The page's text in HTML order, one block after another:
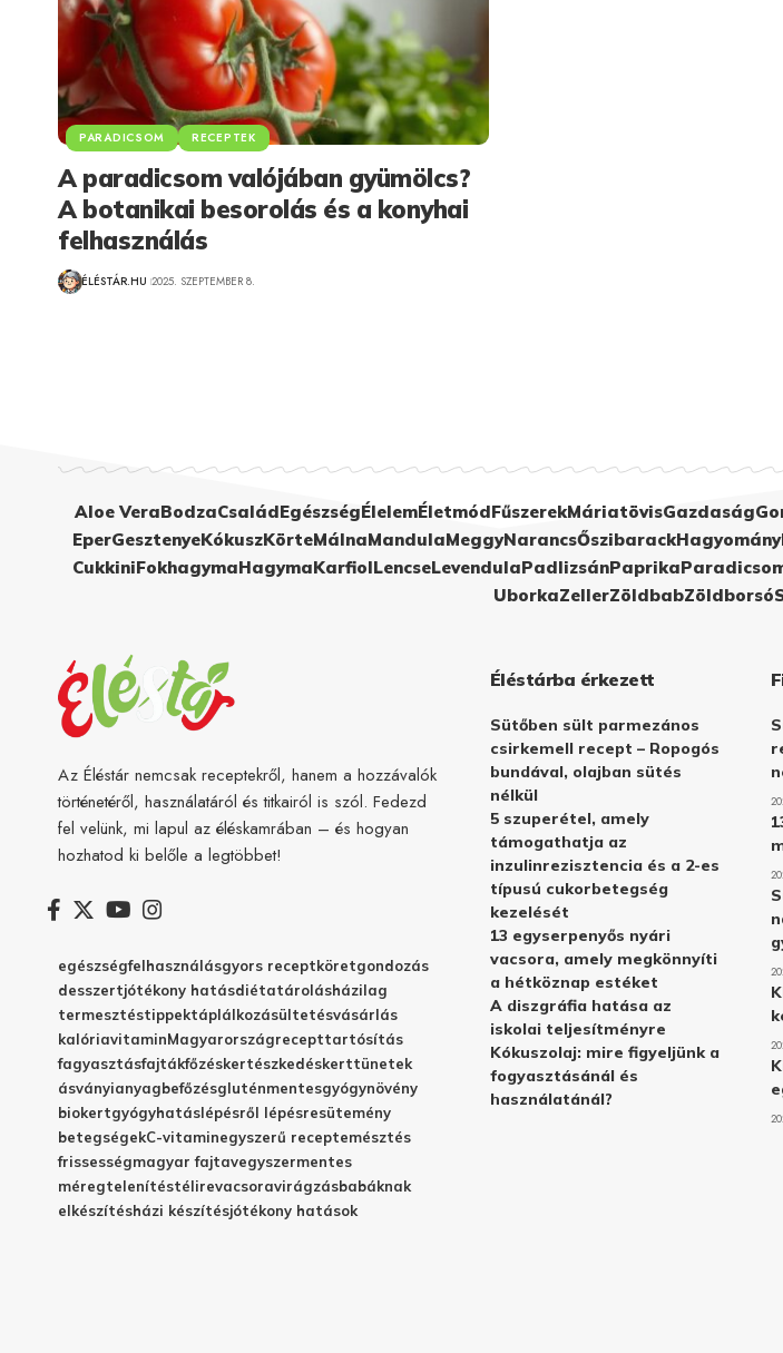
PARADICSOM RECEPTEK
A paradicsom valójában gyümölcs?
A botanikai besorolás és a konyhai
felhasználás
ÉLÉSTÁR.HU 2025. SZEPTEMBER 8.
Aloe VeraBodzaCsaládEgészségÉlelemÉletmódFűszerekMáriatövisGazdaság
EperGesztenyeKókuszKörteMálnaMandulaMeggyNarancsŐszibarackHagyomány
CukkiniFokhagymaHagymaKarfiolLencseLevendulaPadlizsánPaprika
UborkaZellerZöldbabZöldborsó
Az Éléstár nemcsak receptekről, hanem a hozzávalók
történetéről, használatáról és titkairól is szól. Fedezd
fel velünk, mi lapul az éléskamrában – és hogyan
hozhatod ki belőle a legtöbbet!
egészségfelhasználásgyors receptköretgondozás
desszertjótékony hatásdiétatárolásházilag
termesztéstippektáplálkozásültetésvásárlás
kalóriavitaminMagyarországrecepttartósítás
fagyasztásfajtákfőzéskertészkedéskerttünetek
ásványianyagbefőzésgluténmentesgyógynövény
biokertgyógyhatáslépésről lépésresütemény
betegségekC-vitaminegyszerű receptemésztés
frissességmagyar fajtavegyszermentes
méregtelenítéstélirevacsoravirágzásbabáknak
elkészítésházi készítésjótékony hatások
Éléstárba érkezett
Sütőben sült parmezános
csirkemell recept – Ropogós
bundával, olajban sütés
nélkül
5 szuperétel, amely
támogathatja az
inzulinrezisztencia és a 2-es
típusú cukorbetegség
kezelését
13 egyserpenyős nyári
vacsora, amely megkönnyíti
a hétköznap estéket
A diszgráfia hatása az
iskolai teljesítményre
Kókuszolaj: mire figyeljünk a
fogyasztásánál és
használatánál?